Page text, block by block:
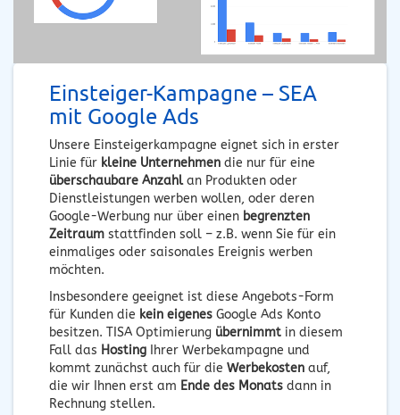
Einsteiger-Kampagne – SEA
mit Google Ads
Unsere Einsteigerkampagne eignet sich in erster
Linie für kleine Unternehmen die nur für eine
überschaubare Anzahlan Produkten oder
Dienstleistungen werben wollen, oder deren
Google-Werbung nur über einen begrenzten
Zeitraum stattfinden soll – z.B. wenn Sie für ein
einmaliges oder saisonales Ereignis werben
möchten.
Insbesondere geeignet ist diese Angebots-Form
für Kunden die kein eigenes Google Ads Konto
besitzen. TISA Optimierung übernimmt in diesem
Fall das Hosting Ihrer Werbekampagne und
kommt zunächst auch für die Werbekosten auf,
die wir Ihnen erst am Ende des Monats dann in
Rechnung stellen.